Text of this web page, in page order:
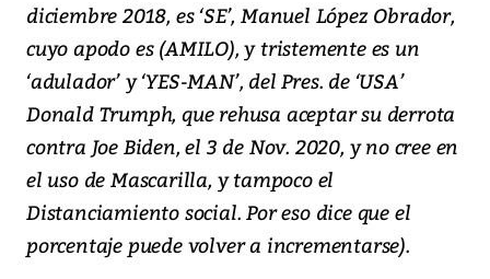
diciembre 2018, es ‘SE’, Manuel López Obrador,
cuyo apodo es (AMILO), y tristemente es un
‘adulador’ y ‘YES-MAN’, del Pres. de ‘USA’
Donald Trumph, que rehusa aceptar su derrota
contra Joe Biden, el 3 de Nov. 2020, y no cree en
el uso de Mascarilla, y tampoco el
Distanciamiento social. Por eso dice que el
porcentaje puede volver a incrementarse).